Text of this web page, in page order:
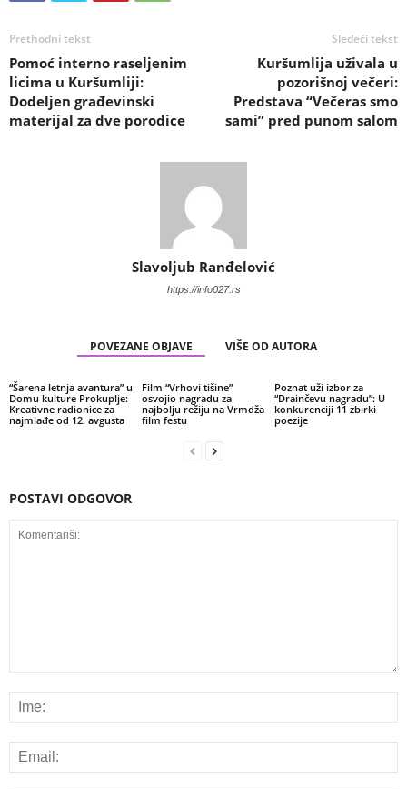
Prethodni tekst
Pomoć interno raseljenim
licima u Kuršumliji:
Dodeljen građevinski
materijal za dve porodice
Sledeći tekst
Kuršumlija uživala u
pozorišnoj večeri:
Predstava “Večeras smo
sami” pred punom salom
Slavoljub Ranđelović
https://info027.rs
POVEZANE OBJAVE VIŠE OD AUTORA
“Šarena letnja avantura” u
Domu kulture Prokuplje:
Kreativne radionice za
najmlađe od 12. avgusta
Film “Vrhovi tišine”
osvojio nagradu za
najbolju režiju na Vrmdža
film festu
Poznat uži izbor za
“Drainčevu nagradu”: U
konkurenciji 11 zbirki
poezije
POSTAVI ODGOVOR